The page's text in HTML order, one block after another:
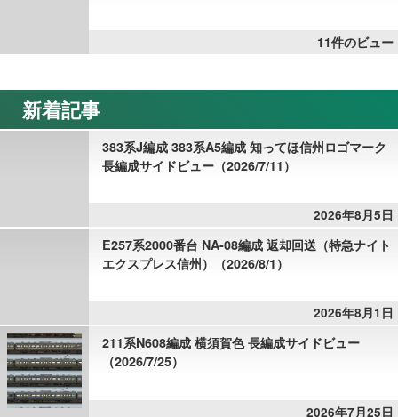
11件のビュー
新着記事
383系J編成 383系A5編成 知ってほ信州ロゴマーク
長編成サイドビュー（2026/7/11）
2026年8月5日
E257系2000番台 NA-08編成 返却回送（特急ナイト
エクスプレス信州）（2026/8/1）
2026年8月1日
211系N608編成 横須賀色 長編成サイドビュー
（2026/7/25）
2026年7月25日